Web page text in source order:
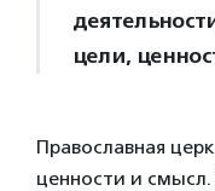
цели,
Православная
ценности и